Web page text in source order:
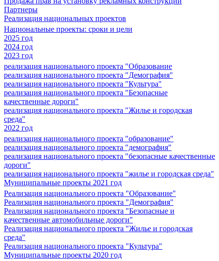
Партнеры
Реализация национальных проектов
Национальные проекты: сроки и цели
2025 год
2024 год
2023 год
реализация национального проекта "Образование
реализация национального проекта "Демография"
реализация национального проекта "Культура"
реализация национального проекта "Безопасные
качественные дороги"
реализация национального проекта "Жилье и городская
среда"
2022 год
реализация национального проекта "образование"
реализация национального проекта "демография"
реализация национального проекта "безопасные качественные
дороги"
реализация национального проекта "жилье и городская среда"
Муниципальные проекты 2021 год
Реализация национального проекта "Образование"
Реализация национального проекта "Демография"
Реализация национального проекта "Безопасные и
качественные автомобильные дороги"
Реализация национального проекта "Жилье и городская
среда"
Реализация национального проекта "Культура"
Муниципальные проекты 2020 год